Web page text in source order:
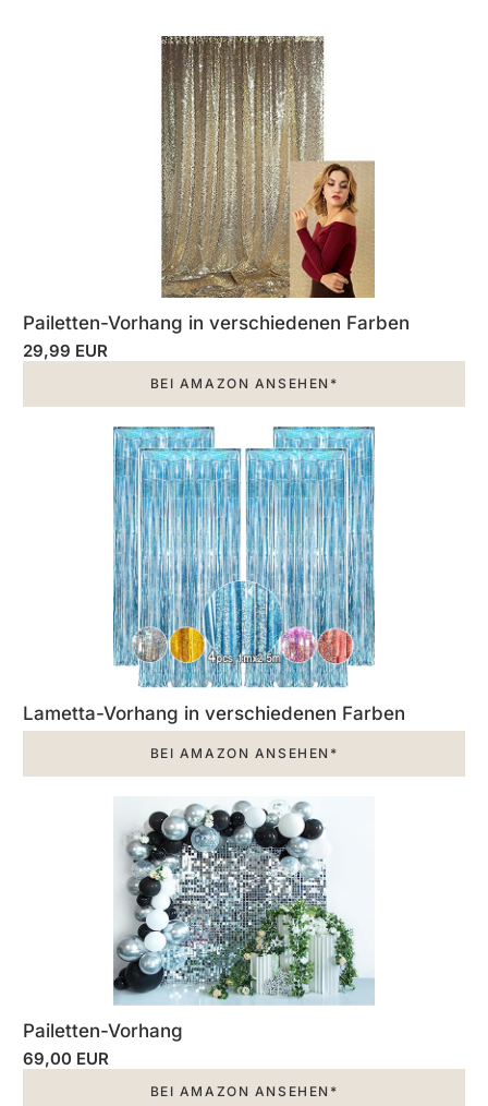
Pailetten-Vorhang in verschiedenen Farben
29,99 EUR
BEI AMAZON ANSEHEN*
Lametta-Vorhang in verschiedenen Farben
BEI AMAZON ANSEHEN*
Pailetten-Vorhang
69,00 EUR
BEI AMAZON ANSEHEN*